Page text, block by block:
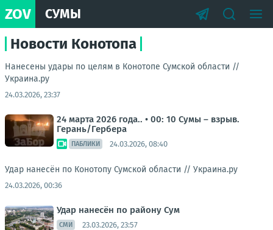
ZOV СУМЫ
Новости Конотопа
Нанесены удары по целям в Конотопе Сумской области //
Украина.ру
24.03.2026, 23:37
24 марта 2026 года.. • 00: 10 Сумы – взрыв.
Герань/Гербера
ПАБЛИКИ 24.03.2026, 08:40
Удар нанесён по Конотопу Сумской области // Украина.ру
24.03.2026, 00:36
Удар нанесён по району Сум
СМИ 23.03.2026, 23:57